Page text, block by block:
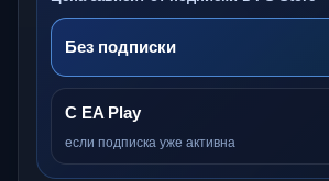
Без подписки
С EA Play
если подписка уже активна